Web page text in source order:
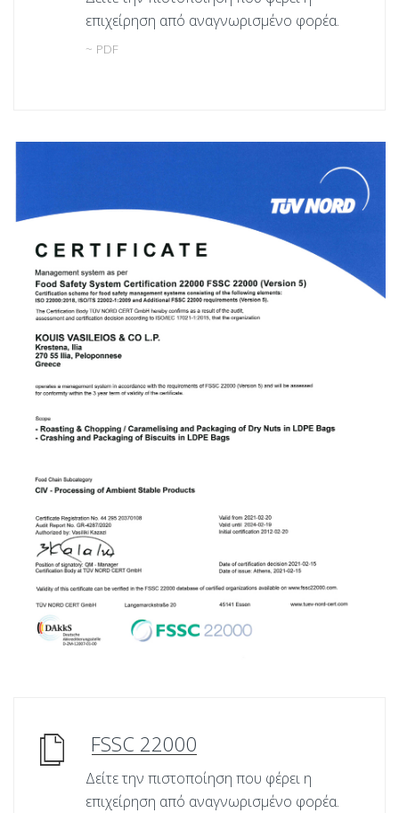
επιχείρηση από αναγνωρισμένο φορέα.
~ PDF
FSSC 22000
Δείτε την πιστοποίηση που φέρει η
επιχείρηση από αναγνωρισμένο φορέα.